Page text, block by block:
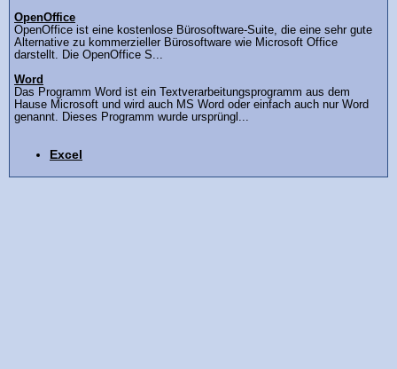
OpenOffice
OpenOffice ist eine kostenlose Bürosoftware-Suite, die eine sehr gute
Alternative zu kommerzieller Bürosoftware wie Microsoft Office
darstellt. Die OpenOffice S...
Word
Das Programm Word ist ein Textverarbeitungsprogramm aus dem
Hause Microsoft und wird auch MS Word oder einfach auch nur Word
genannt. Dieses Programm wurde ursprüngl...
Excel